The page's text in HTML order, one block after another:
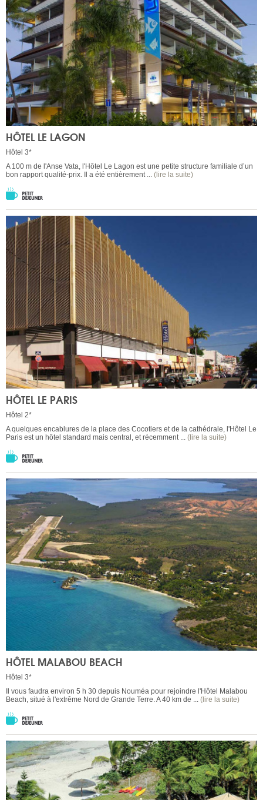
HÔTEL LE LAGON
Hôtel 3*
A 100 m de l'Anse Vata, l'Hôtel Le Lagon est une petite structure familiale d’un
bon rapport qualité-prix. Il a été entièrement ... (lire la suite)
HÔTEL LE PARIS
Hôtel 2*
A quelques encablures de la place des Cocotiers et de la cathédrale, l'Hôtel Le
Paris est un hôtel standard mais central, et récemment ... (lire la suite)
HÔTEL MALABOU BEACH
Hôtel 3*
Il vous faudra environ 5 h 30 depuis Nouméa pour rejoindre l'Hôtel Malabou
Beach, situé à l'extrême Nord de Grande Terre. A 40 km de ... (lire la suite)